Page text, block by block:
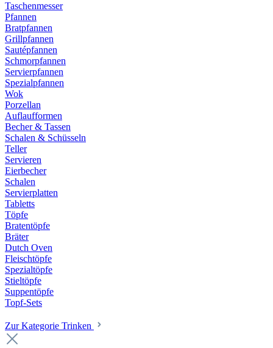
Taschenmesser
Pfannen
Bratpfannen
Grillpfannen
Sautépfannen
Schmorpfannen
Servierpfannen
Spezialpfannen
Wok
Porzellan
Auflaufformen
Becher & Tassen
Schalen & Schüsseln
Teller
Servieren
Eierbecher
Schalen
Servierplatten
Tabletts
Töpfe
Bratentöpfe
Bräter
Dutch Oven
Fleischtöpfe
Spezialtöpfe
Stieltöpfe
Suppentöpfe
Topf-Sets
Zur Kategorie Trinken